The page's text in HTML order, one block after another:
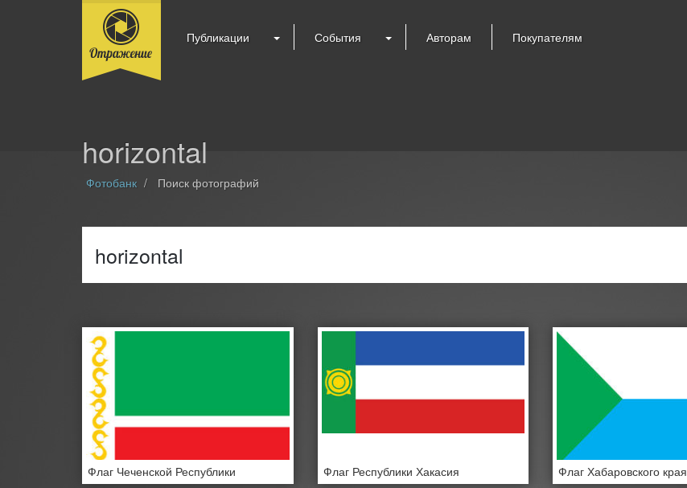
Публикации События Авторам Покупателям
horizontal
Фотобанк Поиск фотографий
Флаг Чеченской Республики Флаг Республики Хакасия Флаг Хабаровского края